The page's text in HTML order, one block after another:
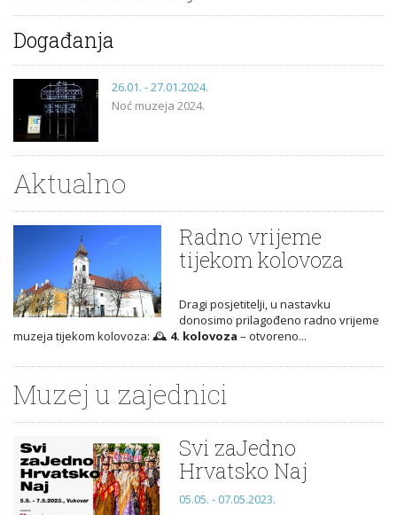
Događanja
26.01. - 27.01.2024.
Noć muzeja 2024.
Aktualno
Radno vrijeme
tijekom kolovoza
Dragi posjetitelji, u nastavku
donosimo prilagođeno radno vrijeme
muzeja tijekom kolovoza: 🕰️ 4. kolovoza – otvoreno...
Muzej u zajednici
Svi zaJedno
Hrvatsko Naj
05.05. - 07.05.2023.